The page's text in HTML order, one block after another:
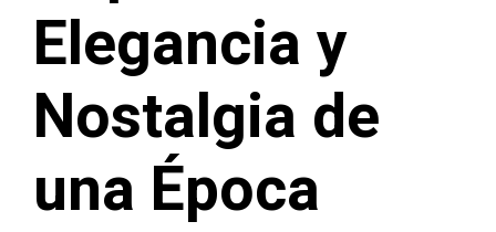
Elegancia y
Nostalgia de
una Época